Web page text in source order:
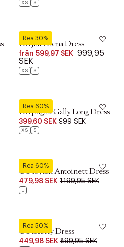
XS S
Rea 30%
Culture
CUjila Olena Dress
från 599,97 SEK 999,95
SEK
XS S
Rea 60%
Culture
CUpuglia Gally Long Dress
399,60 SEK 999 SEK
XS S
Rea 60%
Culture
CUtoyam Antoinett Dress
479,98 SEK 1.199,95 SEK
L
Rea 50%
Culture
CUarletty Dress
449,98 SEK 899,95 SEK